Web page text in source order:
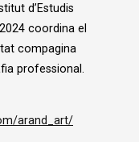
d’Estudis
coordina el
compagina
professional.
arand_art/